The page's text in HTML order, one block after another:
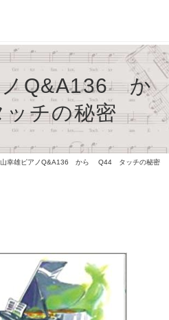
ノQ&A136 か
チの秘密
山幸雄ピアノQ&A136 から Q44 タッチの秘密